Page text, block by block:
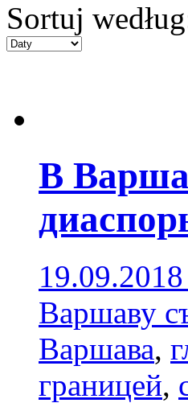
Sortuj
В
Варшаву
Варшава,
границей,